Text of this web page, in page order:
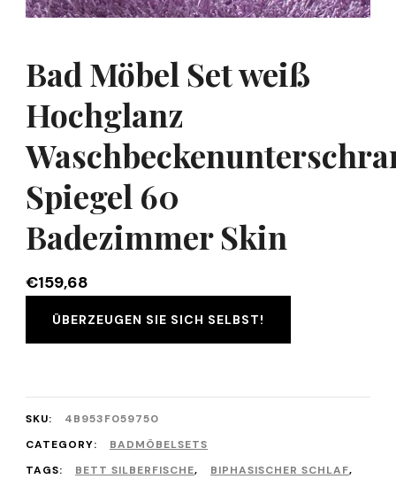
Bad Möbel Set weiß
Hochglanz
Spiegel 60
Badezimmer Skin
€159,68
ÜBERZEUGEN SIE SICH SELBST!
SKU:
4B953F059750
CATEGORY:
BADMÖBELSETS
TAGS:
BETT SILBERFISCHE, BIPHASISCHER SCHLAF,